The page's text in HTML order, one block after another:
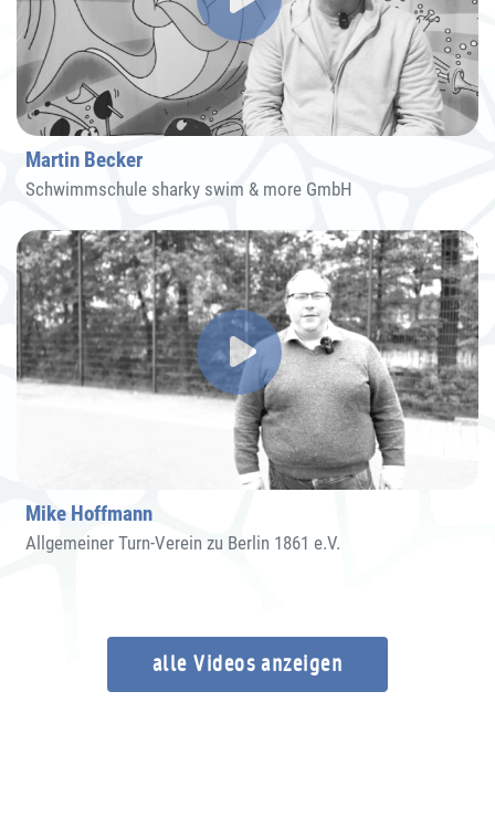
Martin Becker
Schwimmschule sharky swim & more GmbH
Mike Hoffmann
Allgemeiner Turn-Verein zu Berlin 1861 e.V.
alle Videos anzeigen